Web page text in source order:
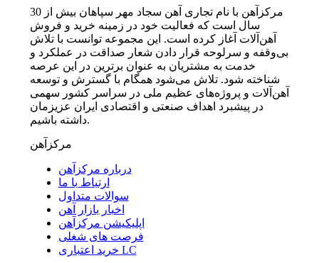
مرکزآهن با نام تجاری آهن سجاد مهر سپاهان بیش از 30
سال است که فعالیت خود در زمینه خرید و فروش
آهن‌آلات آغاز کرده است. این مجموعه توانست با تلاش
بی‌وقفه و سرلوحه قرار دادن شعار صداقت در عملکرد و
خدمت به مشتریان به عنوان برترین در این عرصه
شناخته شود. تلاش می‌شود همگام با گسترش و توسعه
آهن‌آلات و پروژه‌های عظیم ملی در سراسر کشور سهمی
در پیشبرد اهداف صنعتی و اقتصادی ایران عزیزمان
داشته باشیم.
مرکزآهن
درباره مرکزآهن
ارتباط با ما
سوالات متداول
اخبار بازار آهن
اپلیکیشن مرکزآهن
فرصت های شغلی
خرید اعتباری LC